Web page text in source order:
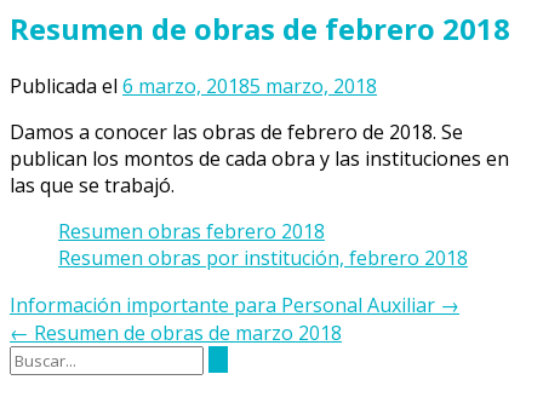
Resumen de obras de febrero 2018
Publicada el 6 marzo, 20185 marzo, 2018
Damos a conocer las obras de febrero de 2018. Se
publican los montos de cada obra y las instituciones en
las que se trabajó.
Resumen obras febrero 2018
Resumen obras por institución, febrero 2018
Navegación
de
la
entrada
Información importante para Personal Auxiliar →
← Resumen de obras de marzo 2018